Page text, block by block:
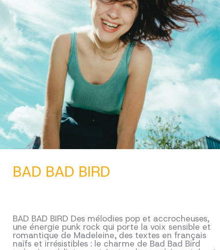
BAD BAD BIRD
BAD BAD BIRD Des mélodies pop et accrocheuses,
une énergie punk rock qui porte la voix sensible et
romantique de Madeleine, des textes en français
naïfs et irrésistibles : le charme de Bad Bad Bird